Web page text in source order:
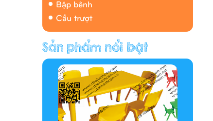
Bập bênh
Cầu trượt
Hàng rào/nhà banh 9H5412